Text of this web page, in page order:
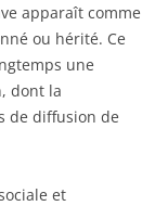
apparaît comme
ou hérité. Ce
une
dont la
de diffusion de
et